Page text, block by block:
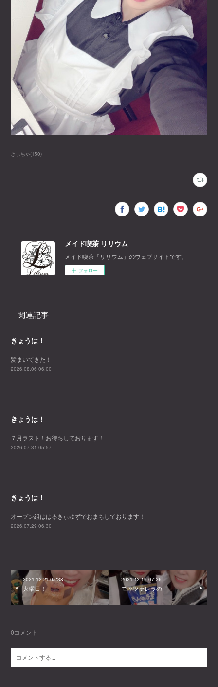
きぃちゃ(150)
メイド喫茶 リリウム
メイド喫茶「リリウム」のウェブサイトです。
フォロー
関連記事
きょうは！
髪まいてきた！
2026.08.06 06:00
きょうは！
７月ラスト！お待ちしております！
2026.07.31 05:57
きょうは！
オープン組ははるきぃゆずでおまちしております！
2026.07.29 06:30
2021.12.21 05:38
火曜日！
2021.12.19 07:26
モッツァレラの
0コメント